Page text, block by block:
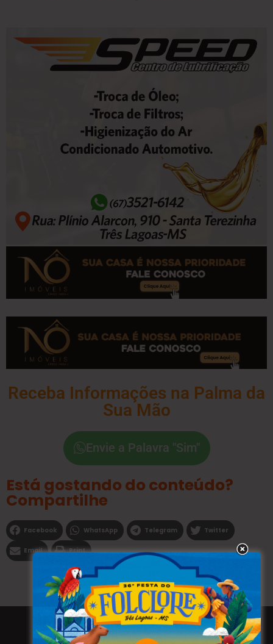
Receba Informações na Palma da
Sua Mão
Envie a Palavra "Sim"
Está gostando do conteúdo?
Compartilhe
Facebook WhatsApp Telegram Twitter
Email Print
Todos os direitos reservados a WEBFAVORITA.COM.BR